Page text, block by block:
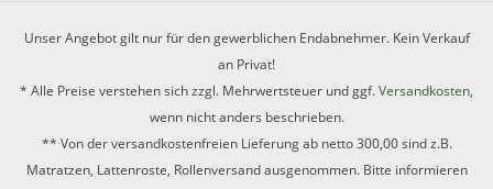
Unser Angebot gilt nur für den gewerblichen Endabnehmer. Kein Verkauf
an Privat!
* Alle Preise verstehen sich zzgl. Mehrwertsteuer und ggf.Versandkosten,
wenn nicht anders beschrieben.
** Von der versandkostenfreien Lieferung ab netto 300,00 sind z.B.
Matratzen, Lattenroste, Rollenversand ausgenommen. Bitte informieren